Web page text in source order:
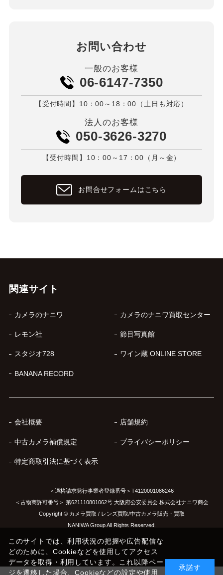
お問い合わせ
一般のお客様
06-6147-7350
【受付時間】10：00～18：00（土日も対応）
法人のお客様
050-3626-3270
【受付時間】10：00～17：00（月～金）
お問合せフォームはこちら
関連サイト
カメラのナニワ カメラのナニワ買取センター
レモン社 節目写真館
スタジオ728 ワイン蔵 ONLINE STORE
BANANA RECORD
会社概要 店舗規約
中古カメラ補償規定 プライバシーポリシー
特定商取引法に基づく表示
＜適格請求発行事業者登録番号＞T4120001086246
＜古物商許可番号＞ 第621110801062号 大阪府公安委員会 株式会社ナニワ商会
Copyright © カメラ買取 / レンズ買取/中古カメラ販売・買取
NANIWA Group All Rights Reserved.
このサイトでは、利用状況の把握や広告配信な
どのために、Cookieなどを使用してアクセス
データを取得・利用しています。これ以降ペー
ジを遷移した場合、Cookieなどの設定や使用
承諾す